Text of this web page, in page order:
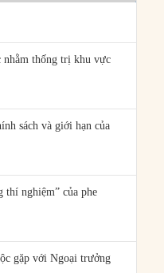
nhằm thống trị khu vực
sách và giới hạn của
thí nghiệm” của phe
gặp với Ngoại trưởng